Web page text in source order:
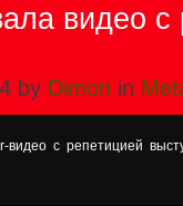
видео с
by Dimon in
видео с репетицией